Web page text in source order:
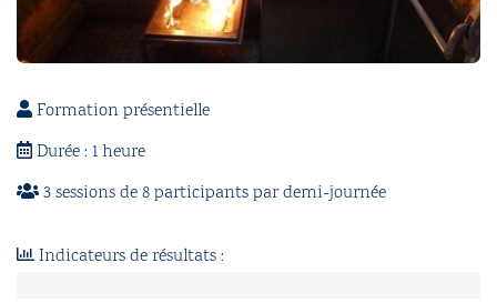
Formation présentielle
Durée : 1 heure
3 sessions de 8 participants par demi-journée
Indicateurs de résultats :